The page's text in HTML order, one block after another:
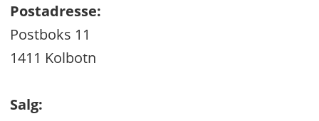
Postadresse:
Postboks 11
1411 Kolbotn
Salg: